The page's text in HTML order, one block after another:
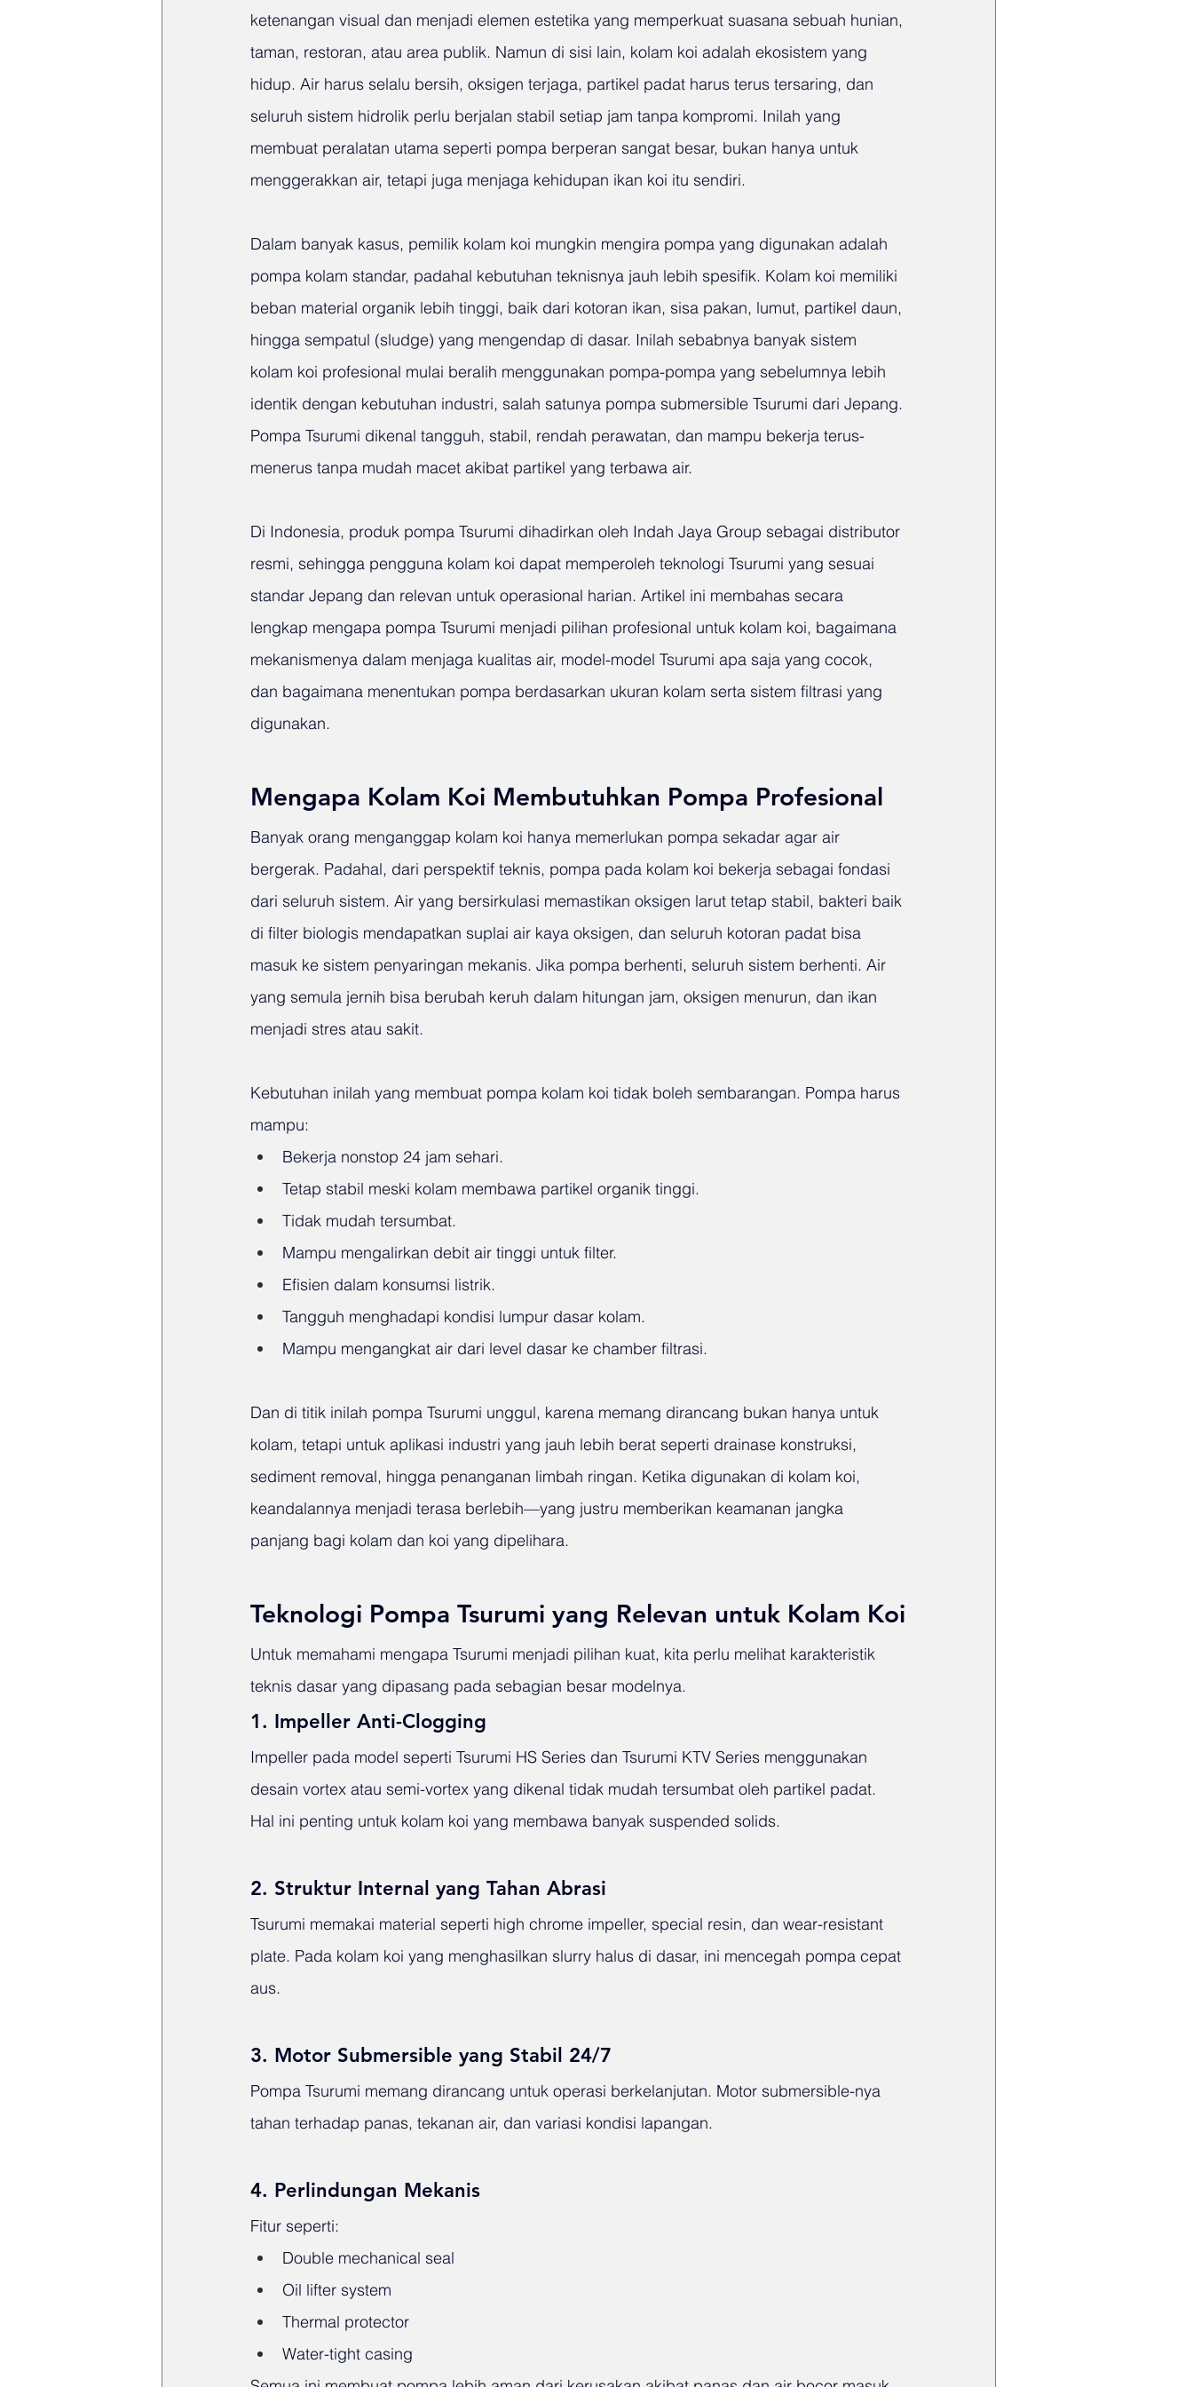
ketenangan visual dan menjadi elemen estetika yang memperkuat suasana sebuah hunian,
taman, restoran, atau area publik. Namun di sisi lain, kolam koi adalah ekosistem yang
hidup. Air harus selalu bersih, oksigen terjaga, partikel padat harus terus tersaring, dan
seluruh sistem hidrolik perlu berjalan stabil setiap jam tanpa kompromi. Inilah yang
membuat peralatan utama seperti pompa berperan sangat besar, bukan hanya untuk
menggerakkan air, tetapi juga menjaga kehidupan ikan koi itu sendiri.
Dalam banyak kasus, pemilik kolam koi mungkin mengira pompa yang digunakan adalah
pompa kolam standar, padahal kebutuhan teknisnya jauh lebih spesifik. Kolam koi memiliki
beban material organik lebih tinggi, baik dari kotoran ikan, sisa pakan, lumut, partikel daun,
hingga sempatul (sludge) yang mengendap di dasar. Inilah sebabnya banyak sistem
kolam koi profesional mulai beralih menggunakan pompa-pompa yang sebelumnya lebih
identik dengan kebutuhan industri, salah satunya pompa submersible Tsurumi dari Jepang.
Pompa Tsurumi dikenal tangguh, stabil, rendah perawatan, dan mampu bekerja terus-
menerus tanpa mudah macet akibat partikel yang terbawa air.
Di Indonesia, produk pompa Tsurumi dihadirkan oleh Indah Jaya Group sebagai distributor
resmi, sehingga pengguna kolam koi dapat memperoleh teknologi Tsurumi yang sesuai
standar Jepang dan relevan untuk operasional harian. Artikel ini membahas secara
lengkap mengapa pompa Tsurumi menjadi pilihan profesional untuk kolam koi, bagaimana
mekanismenya dalam menjaga kualitas air, model-model Tsurumi apa saja yang cocok,
dan bagaimana menentukan pompa berdasarkan ukuran kolam serta sistem filtrasi yang
digunakan.
Mengapa Kolam Koi Membutuhkan Pompa Profesional
Banyak orang menganggap kolam koi hanya memerlukan pompa sekadar agar air
bergerak. Padahal, dari perspektif teknis, pompa pada kolam koi bekerja sebagai fondasi
dari seluruh sistem. Air yang bersirkulasi memastikan oksigen larut tetap stabil, bakteri baik
di filter biologis mendapatkan suplai air kaya oksigen, dan seluruh kotoran padat bisa
masuk ke sistem penyaringan mekanis. Jika pompa berhenti, seluruh sistem berhenti. Air
yang semula jernih bisa berubah keruh dalam hitungan jam, oksigen menurun, dan ikan
menjadi stres atau sakit.
Kebutuhan inilah yang membuat pompa kolam koi tidak boleh sembarangan. Pompa harus
mampu:
Bekerja nonstop 24 jam sehari.
Tetap stabil meski kolam membawa partikel organik tinggi.
Tidak mudah tersumbat.
Mampu mengalirkan debit air tinggi untuk filter.
Efisien dalam konsumsi listrik.
Tangguh menghadapi kondisi lumpur dasar kolam.
Mampu mengangkat air dari level dasar ke chamber filtrasi.
Dan di titik inilah pompa Tsurumi unggul, karena memang dirancang bukan hanya untuk
kolam, tetapi untuk aplikasi industri yang jauh lebih berat seperti drainase konstruksi,
sediment removal, hingga penanganan limbah ringan. Ketika digunakan di kolam koi,
keandalannya menjadi terasa berlebih—yang justru memberikan keamanan jangka
panjang bagi kolam dan koi yang dipelihara.
Teknologi Pompa Tsurumi yang Relevan untuk Kolam Koi
Untuk memahami mengapa Tsurumi menjadi pilihan kuat, kita perlu melihat karakteristik
teknis dasar yang dipasang pada sebagian besar modelnya.
1. Impeller Anti-Clogging
Impeller pada model seperti Tsurumi HS Series dan Tsurumi KTV Series menggunakan
desain vortex atau semi-vortex yang dikenal tidak mudah tersumbat oleh partikel padat.
Hal ini penting untuk kolam koi yang membawa banyak suspended solids.
2. Struktur Internal yang Tahan Abrasi
Tsurumi memakai material seperti high chrome impeller, special resin, dan wear-resistant
plate. Pada kolam koi yang menghasilkan slurry halus di dasar, ini mencegah pompa cepat
aus.
3. Motor Submersible yang Stabil 24/7
Pompa Tsurumi memang dirancang untuk operasi berkelanjutan. Motor submersible-nya
tahan terhadap panas, tekanan air, dan variasi kondisi lapangan.
4. Perlindungan Mekanis
Fitur seperti:
Double mechanical seal
Oil lifter system
Thermal protector
Water-tight casing